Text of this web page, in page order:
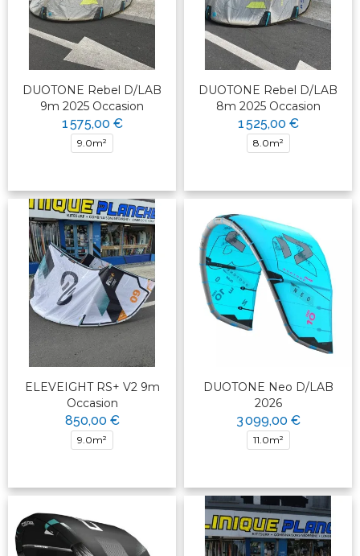
DUOTONE Rebel D/LAB
9m 2025 Occasion
1 575,00 €
9.0m²
DUOTONE Rebel D/LAB
8m 2025 Occasion
1 525,00 €
8.0m²
ELEVEIGHT RS+ V2 9m
Occasion
850,00 €
9.0m²
DUOTONE Neo D/LAB
2026
3 099,00 €
11.0m²